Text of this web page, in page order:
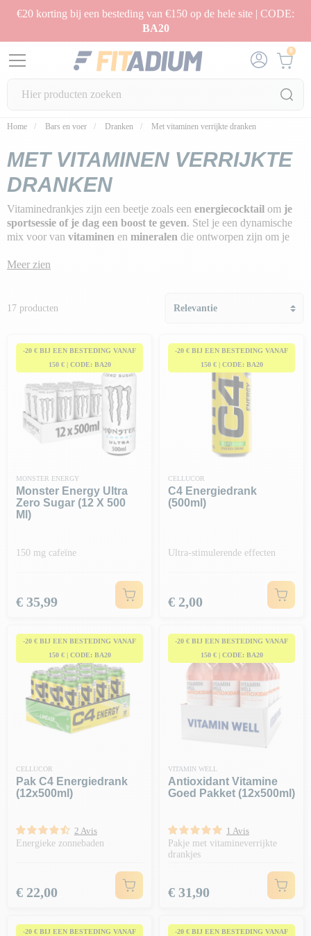
€20 korting bij een besteding van €150 op de hele site | CODE:
BA20
0
Home Bars en voer Dranken Met vitaminen verrijkte dranken
MET VITAMINEN VERRIJKTE
DRANKEN
Vitaminedrankjes zijn een beetje zoals een energiecocktail om je
sportsessie of je dag een boost te geven. Stel je een dynamische
mix voor van vitaminen en mineralen die ontworpen zijn om je
vullen je lichaam ook aan met essentiële voedingsstoffen.
vitamines
om je energie een boost te geven, kunnen deze drankjes
ideale bondgenoot zijn om op je top te blijven
Meer zien
17 producten
-20 € BIJ EEN BESTEDING VANAF
150 € | CODE: BA20
MONSTER ENERGY
Monster Energy Ultra
Zero Sugar (12 X 500
Ml)
150 mg cafeïne
Prijs
€ 35,99
-20 € BIJ EEN BESTEDING VANAF
150 € | CODE: BA20
CELLUCOR
C4 Energiedrank
(500ml)
Ultra-stimulerende effecten
Prijs
€ 2,00
-20 € BIJ EEN BESTEDING VANAF
150 € | CODE: BA20
CELLUCOR
Pak C4 Energiedrank
(12x500ml)
2 Avis
Energieke zonnebaden
Prijs
€ 22,00
-20 € BIJ EEN BESTEDING VANAF
150 € | CODE: BA20
VITAMIN WELL
Antioxidant Vitamine
Goed Pakket (12x500ml)
1 Avis
Pakje met vitamineverrijkte
drankjes
Prijs
€ 31,90
-20 € BIJ EEN BESTEDING VANAF
-20 € BIJ EEN BESTEDING VANAF